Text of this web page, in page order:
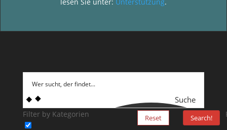
Suche
Filter by Kategorien Reset Search!